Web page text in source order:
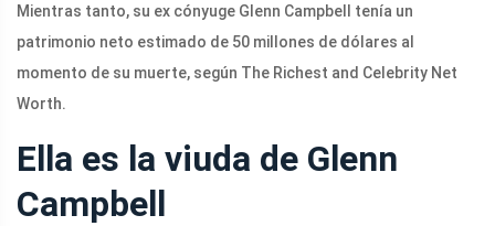
Mientras tanto, su ex cónyuge Glenn Campbell tenía un
patrimonio neto estimado de 50 millones de dólares al
momento de su muerte, según The Richest and Celebrity Net
Worth.
Ella es la viuda de Glenn
Campbell